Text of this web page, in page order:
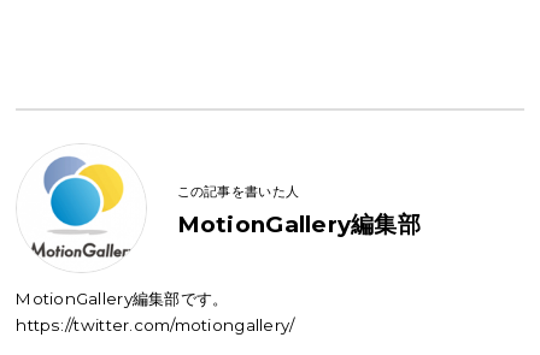
この記事を書いた人
MotionGallery編集部
MotionGallery編集部です。
https://twitter.com/motiongallery/